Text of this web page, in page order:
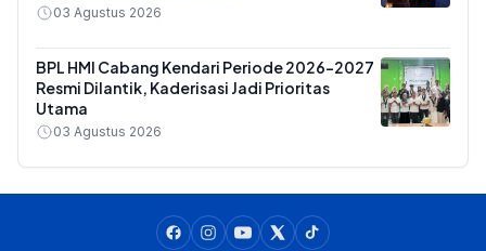
03 Agustus 2026
BPL HMI Cabang Kendari Periode 2026-2027
Resmi Dilantik, Kaderisasi Jadi Prioritas
Utama
03 Agustus 2026